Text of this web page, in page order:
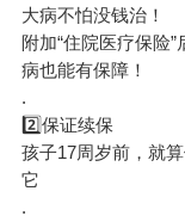
大病不怕没钱治！
附加“住院医疗保险”
病也能有保障！
.
2️⃣保证续保
孩子17周岁前，就
它
.